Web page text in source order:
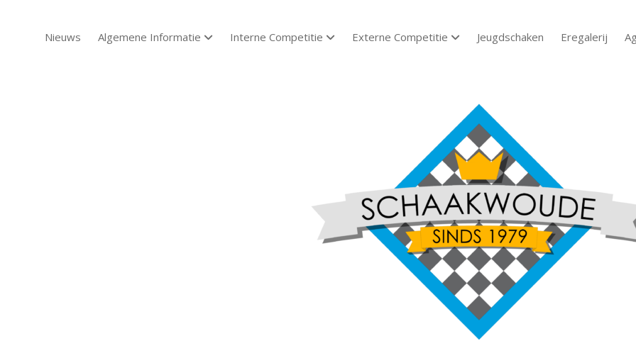
Nieuws Algemene Informatie open dropdown menu
Interne Competitie open dropdown menu
Externe Competitie open dropdown menu
Jeugdschaken Eregalerij
Schaakvereniging
Schaakwoude